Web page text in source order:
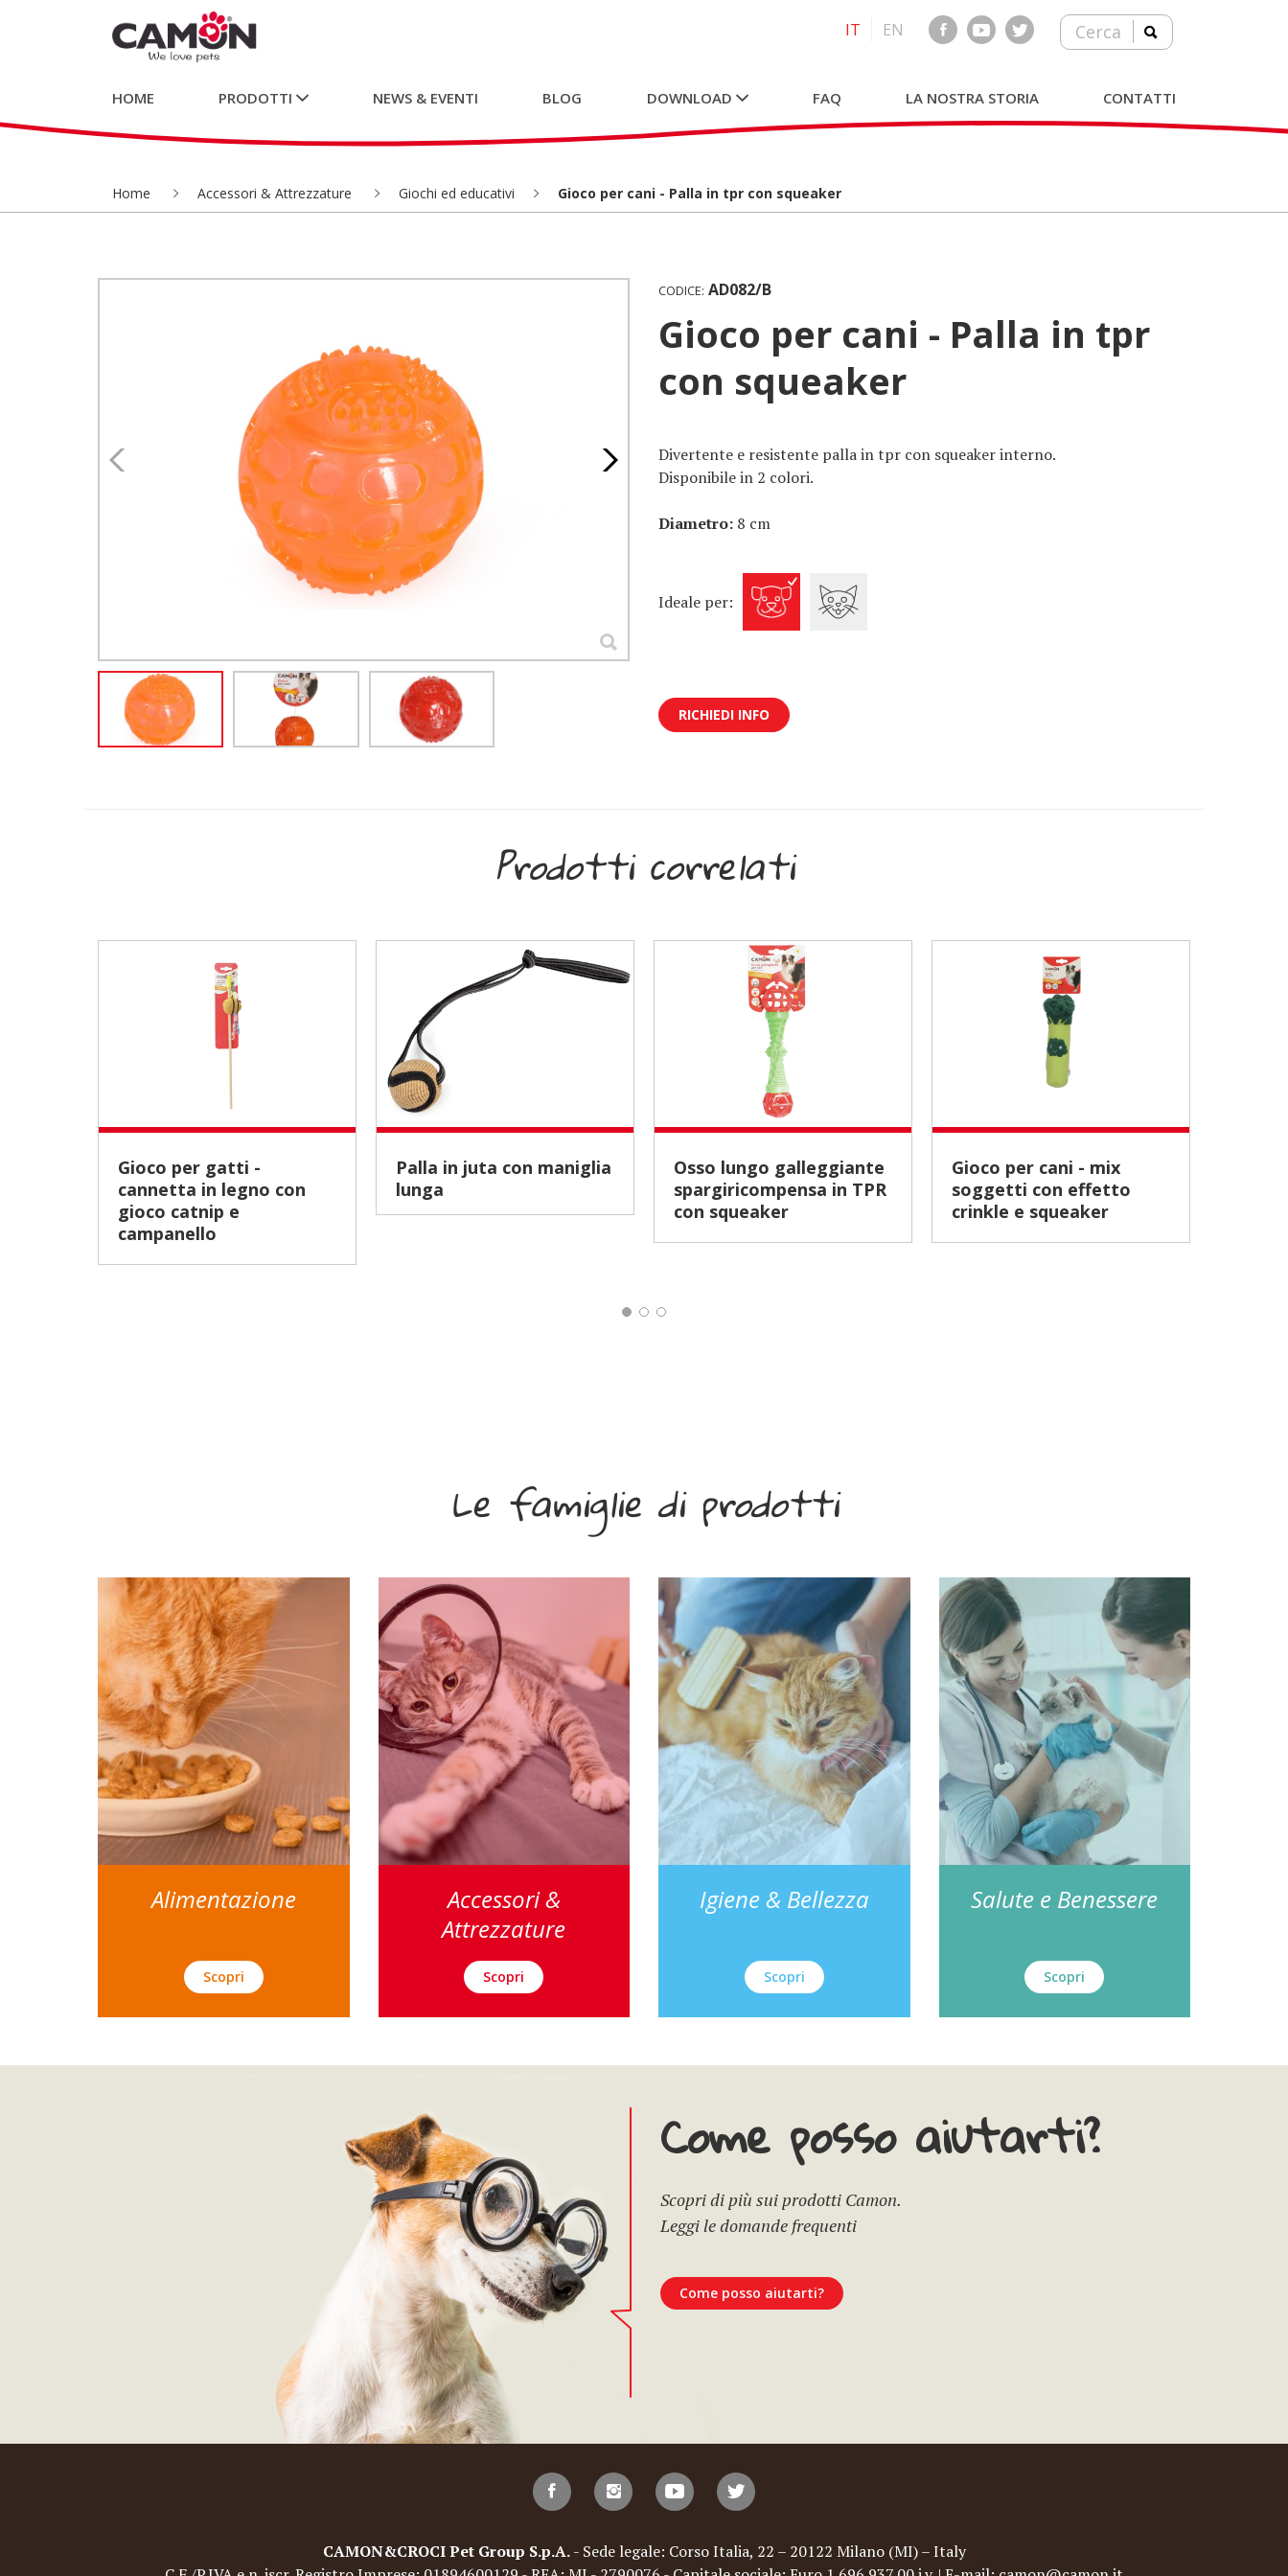
IT EN Cerca
HOME PRODOTTI NEWS & EVENTI BLOG DOWNLOAD FAQ LA NOSTRA STORIA CONTATTI
Home Accessori & Attrezzature Giochi ed educativi Gioco per cani - Palla in tpr con squeaker
CODICE: AD082/B
Gioco per cani - Palla in tpr
con squeaker
Divertente e resistente palla in tpr con squeaker interno.
Disponibile in 2 colori.
Diametro: 8 cm
Ideale per:
RICHIEDI INFO
Prodotti correlati
Gioco per gatti -
cannetta in legno con
gioco catnip e
campanello
Palla in juta con maniglia
lunga
Osso lungo galleggiante
spargiricompensa in TPR
con squeaker
Gioco per cani - mix
soggetti con effetto
crinkle e squeaker
Le famiglie di prodotti
Alimentazione
Scopri
Accessori &
Attrezzature
Scopri
Igiene & Bellezza
Scopri
Salute e Benessere
Scopri
Come posso aiutarti?
Scopri di più sui prodotti Camon.
Leggi le domande frequenti
Come posso aiutarti?
CAMON&CROCI Pet Group S.p.A.- Sede legale: Corso Italia, 22 – 20122 Milano (MI) – Italy